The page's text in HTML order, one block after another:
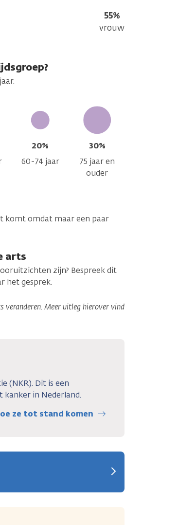
55%
vrouw
jaar.
20%
60-74 jaar
30%
75 jaar en
ouder
komt omdat maar een paar
arts
zijn? Bespreek dit
het gesprek.
veranderen. Meer uitleg hierover vind
(NKR). Dit is een
kanker in Nederland.
ze tot stand komen